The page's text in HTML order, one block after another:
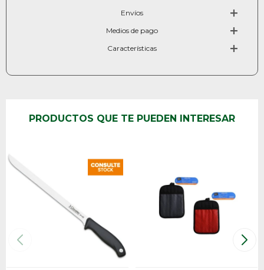
Envíos
Medios de pago
Características
PRODUCTOS QUE TE PUEDEN INTERESAR